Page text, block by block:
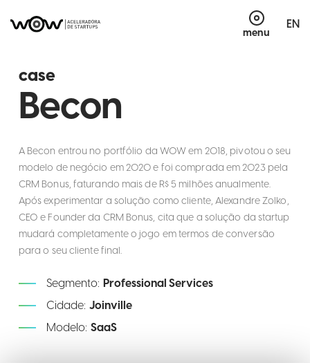
menu
EN
case
Becon
A Becon entrou no portfólio da WOW em 2018, pivotou o seu
modelo de negócio em 2020 e foi comprada em 2023 pela
CRM Bonus, faturando mais de R$ 5 milhões anualmente.
Após experimentar a solução como cliente, Alexandre Zolko,
CEO e Founder da CRM Bonus, cita que a solução da startup
mudará completamente o jogo em termos de conversão
para o seu cliente final.
Segmento: Professional Services
Cidade: Joinville
Modelo: SaaS